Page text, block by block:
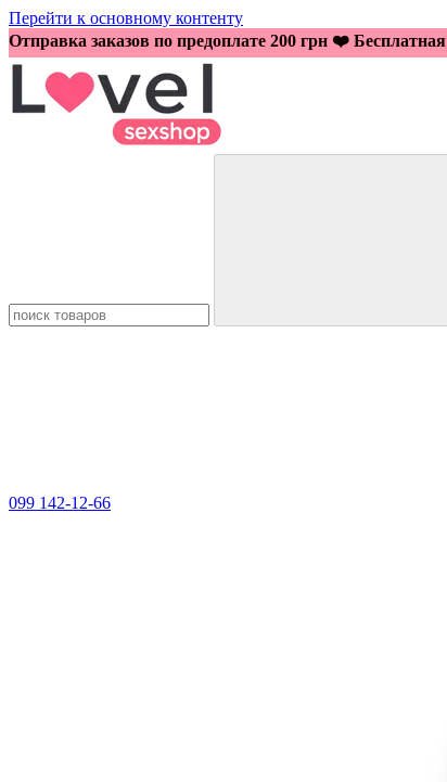
Перейти к основному контенту
Отправка заказов по предоплате 200 грн ❤️
099 142-12-66